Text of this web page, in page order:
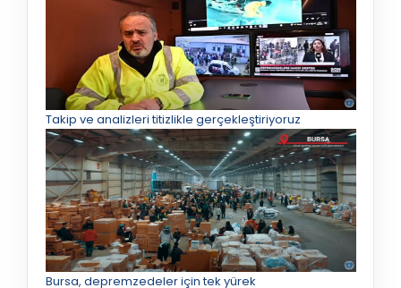
Takip ve analizleri titizlikle gerçekleştiriyoruz
Bursa, depremzedeler için tek yürek